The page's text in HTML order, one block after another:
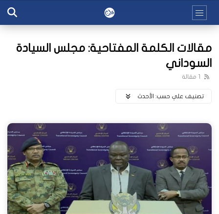
مقالات الكلمة المفتاحية: مجلس السيادة
السوداني
1 مقالة
تصنيف علي حسب: اﻷحدث